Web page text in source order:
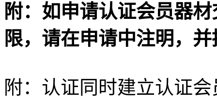
附：如申请认证会员器
限，请在申请中注明，
附：认证同时建立认证